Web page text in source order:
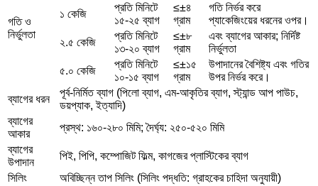
গতি ও
নির্ভুলতা
১ কেজি
প্রতি মিনিটে
১৫-২৫ ব্যাগ
≤±৪
গ্রাম
গতি নির্ভর করে
প্যাকেজিংয়ের ধরনের ওপর।
২.৫ কেজি
প্রতি মিনিটে
১৩-২০ ব্যাগ
≤±৮
গ্রাম
এবং ব্যাগের আকার; নির্দিষ্ট
নির্ভুলতা
৫.০ কেজি
প্রতি মিনিটে
১০-১৫ ব্যাগ
≤±১৫
গ্রাম
উপাদানের বৈশিষ্ট্য এবং গতির
উপর নির্ভর করে।
ব্যাগের ধরন
পূর্ব-নির্মিত ব্যাগ (পিলো ব্যাগ, এম-আকৃতির ব্যাগ, স্ট্যান্ড আপ পাউচ,
ডয়প্যাক, ইত্যাদি)
ব্যাগের
আকার
প্রস্থ: ১৬০-২৮০ মিমি; দৈর্ঘ্য: ২৫০-৫২০ মিমি
ব্যাগের
উপাদান
পিই, পিপি, কম্পোজিট ফিল্ম, কাগজের প্লাস্টিকের ব্যাগ
সিলিং
অবিচ্ছিন্ন তাপ সিলিং (সিলিং পদ্ধতি: গ্রাহকের চাহিদা অনুযায়ী)